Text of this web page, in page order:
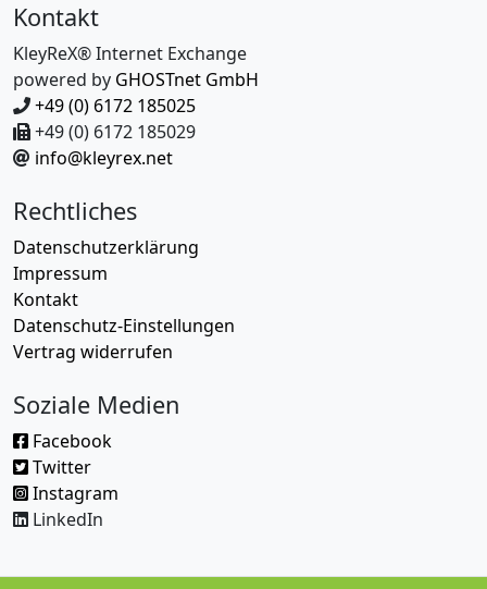
Kontakt
KleyReX® Internet Exchange
powered by GHOSTnet GmbH
+49 (0) 6172 185025
+49 (0) 6172 185029
info@kleyrex.net
Rechtliches
Datenschutzerklärung
Impressum
Kontakt
Datenschutz-Einstellungen
Vertrag widerrufen
Soziale Medien
Facebook
Twitter
Instagram
LinkedIn